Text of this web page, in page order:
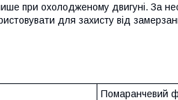
при охолодженому двигуні. За
для захисту від
Помаранчевий